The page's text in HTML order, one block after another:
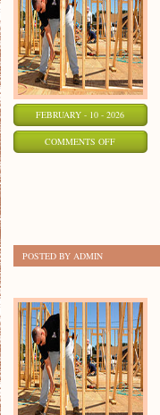
FEBRUARY - 10 - 2026
COMMENTS OFFON
POSTED BY ADMIN